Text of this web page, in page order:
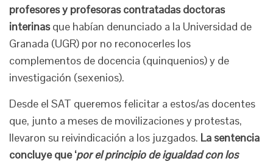
profesores y profesoras contratadas doctoras
interinasque habían denunciado a la Universidad de
Granada (UGR) por no reconocerles los
complementos de docencia (quinquenios) y de
investigación (sexenios).
Desde el SAT queremos felicitar a estos/as docentes
que, junto a meses de movilizaciones y protestas,
llevaron su reivindicación a los juzgados. La sentencia
concluye que ‘por el principio de igualdad con los